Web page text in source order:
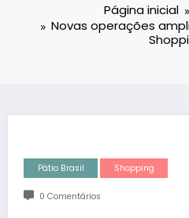
Página inicial
Novas operações
Pátio Brasil Shopping
0 Comentários